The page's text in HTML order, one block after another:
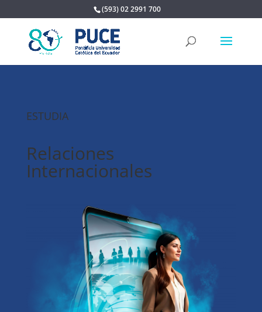
(593) 02 2991 700
ESTUDIA
Relaciones
Internacionales